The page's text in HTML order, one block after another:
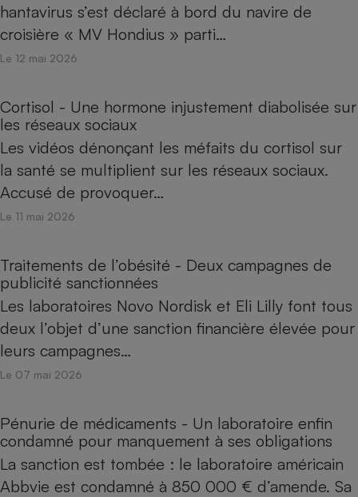
hantavirus s’est déclaré à bord du navire de
croisière « MV Hondius » parti…
Le 12 mai 2026
Cortisol - Une hormone injustement diabolisée sur
les réseaux sociaux
Les vidéos dénonçant les méfaits du cortisol sur
la santé se multiplient sur les réseaux sociaux.
Accusé de provoquer…
Le 11 mai 2026
Traitements de l’obésité - Deux campagnes de
publicité sanctionnées
Les laboratoires Novo Nordisk et Eli Lilly font tous
deux l’objet d’une sanction financière élevée pour
leurs campagnes…
Le 07 mai 2026
Pénurie de médicaments - Un laboratoire enfin
condamné pour manquement à ses obligations
La sanction est tombée : le laboratoire américain
Abbvie est condamné à 850 000 € d’amende. Sa